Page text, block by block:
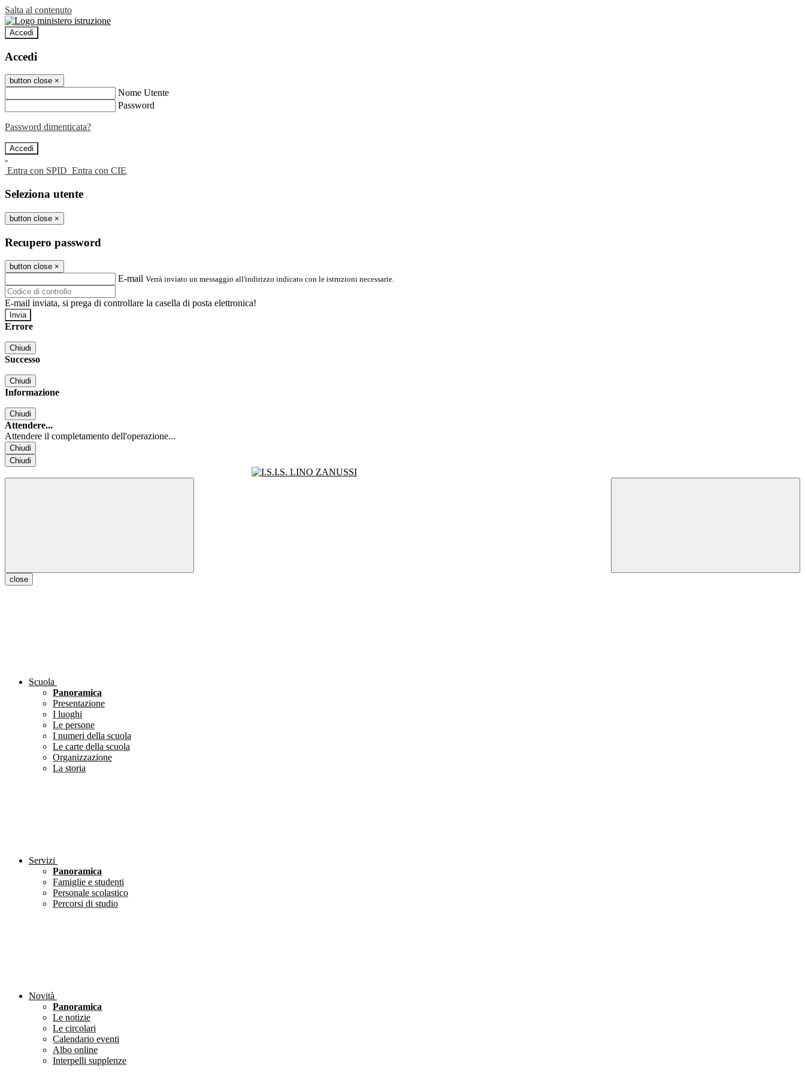
Salta al contenuto
Accedi
Accedi
button close ×
Nome Utente
Password
Password dimenticata?
-
Entra con SPID Entra con CIE
Seleziona utente
button close ×
Recupero password
button close ×
E-mail Verrà inviato un messaggio all'indirizzo indicato con le istruzioni necessarie.
E-mail inviata, si prega di controllare la casella di posta elettronica!
Errore
Chiudi
Successo
Chiudi
Informazione
Chiudi
Attendere...
Attendere il completamento dell'operazione...
Chiudi
Chiudi
close
Scuola
Panoramica
Presentazione
I luoghi
Le persone
I numeri della scuola
Le carte della scuola
Organizzazione
La storia
Servizi
Panoramica
Famiglie e studenti
Personale scolastico
Percorsi di studio
Novità
Panoramica
Le notizie
Le circolari
Calendario eventi
Albo online
Interpelli supplenze